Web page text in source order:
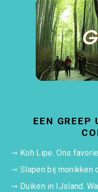
EEN GREEP
⇾ Koh Lipe. Ons
⇾Slapen bij monikken
⇾ Duiken in IJsland.